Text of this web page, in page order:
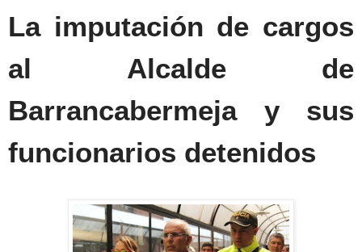
La imputación de cargos
al Alcalde de
Barrancabermeja y sus
funcionarios detenidos